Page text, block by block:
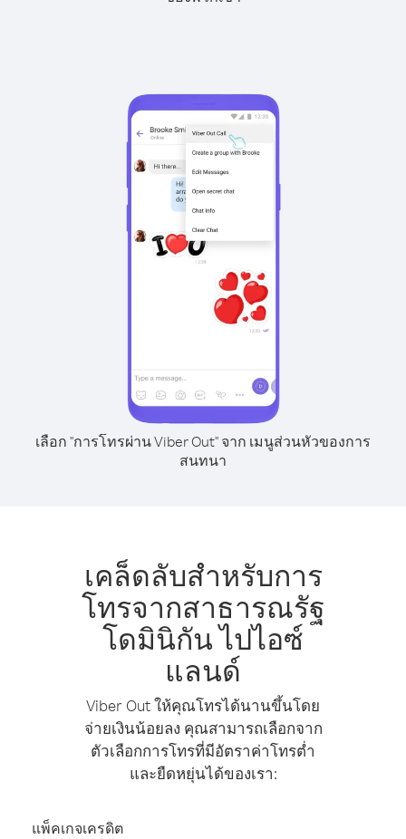
เลือก "การโทรผ่าน Viber Out" จาก เมนูส่วนหัวของการ
สนทนา
เคล็ดลับสำหรับการ
โทรจากสาธารณรัฐ
โดมินิกัน ไปไอซ์
แลนด์
Viber Out ให้คุณโทรได้นานขึ้นโดย
จ่ายเงินน้อยลง คุณสามารถเลือกจาก
ตัวเลือกการโทรที่มีอัตราค่าโทรต่ำ
และยืดหยุ่นได้ของเรา:
แพ็คเกจเครดิต